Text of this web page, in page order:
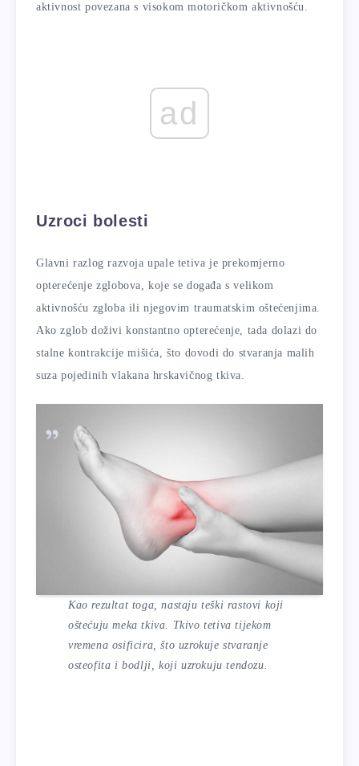
aktivnost povezana s visokom motoričkom aktivnošću.
ad
Uzroci bolesti
Glavni razlog razvoja upale tetiva je prekomjerno
opterećenje zglobova, koje se događa s velikom
aktivnošću zgloba ili njegovim traumatskim oštećenjima.
Ako zglob doživi konstantno opterećenje, tada dolazi do
stalne kontrakcije mišića, što dovodi do stvaranja malih
suza pojedinih vlakana hrskavičnog tkiva.
Kao rezultat toga, nastaju teški rastovi koji
oštećuju meka tkiva. Tkivo tetiva tijekom
vremena osificira, što uzrokuje stvaranje
osteofita i bodlji, koji uzrokuju tendozu.